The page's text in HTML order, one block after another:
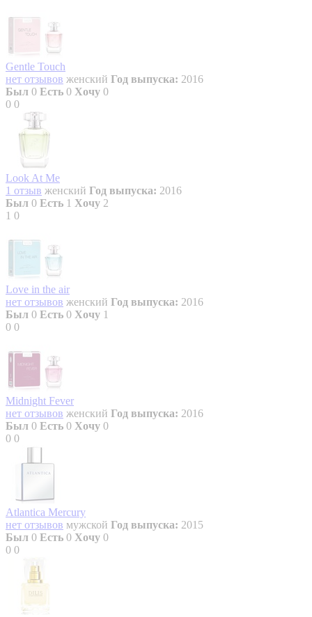
Gentle Touch
нет отзывов женский Год выпуска: 2016
Был 0 Есть 0 Хочу 0
0 0
Look At Me
1 отзыв женский Год выпуска: 2016
Был 0 Есть 1 Хочу 2
1 0
Love in the air
нет отзывов женский Год выпуска: 2016
Был 0 Есть 0 Хочу 1
0 0
Midnight Fever
нет отзывов женский Год выпуска: 2016
Был 0 Есть 0 Хочу 0
0 0
Atlantica Mercury
нет отзывов мужской Год выпуска: 2015
Был 0 Есть 0 Хочу 0
0 0